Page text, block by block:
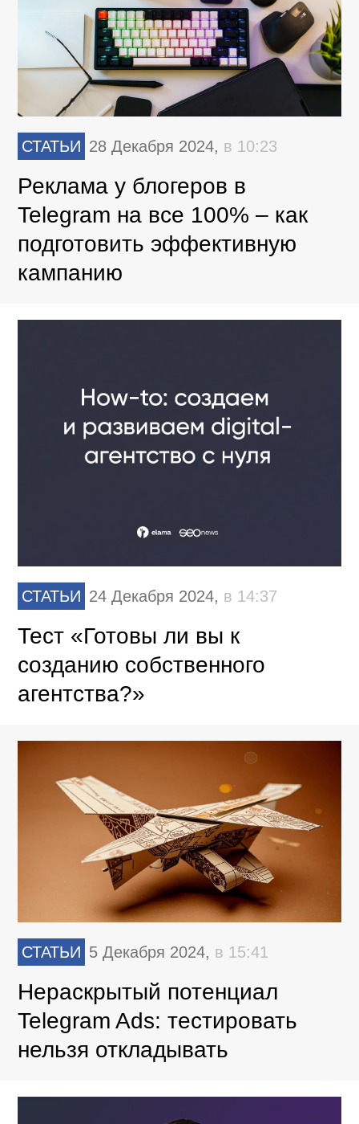
СТАТЬИ 28 Декабря 2024, в 10:23
Реклама у блогеров в
Telegram на все 100% – как
подготовить эффективную
кампанию
СТАТЬИ 24 Декабря 2024, в 14:37
Тест «Готовы ли вы к
созданию собственного
агентства?»
СТАТЬИ 5 Декабря 2024, в 15:41
Нераскрытый потенциал
Telegram Ads: тестировать
нельзя откладывать